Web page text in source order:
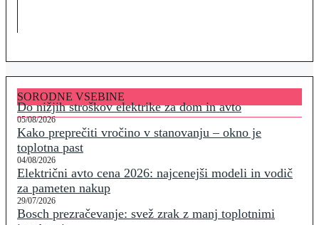
SORODNE VSEBINE
Do nižjih stroškov elektrike za dom in avto
05/08/2026
Kako preprečiti vročino v stanovanju – okno je
toplotna past
04/08/2026
Električni avto cena 2026: najcenejši modeli in vodič
za pameten nakup
29/07/2026
Bosch prezračevanje: svež zrak z manj toplotnimi